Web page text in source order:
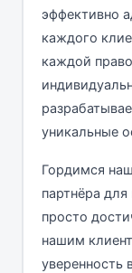
эффективно
каждого
каждой
уникальные
Гордимся
партнёра
просто
нашим